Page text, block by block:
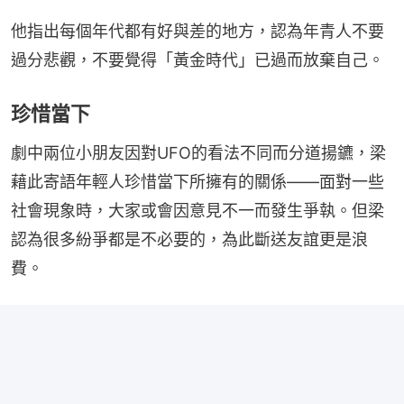
他指出每個年代都有好與差的地方，認為年青人不要
過分悲觀，不要覺得「黃金時代」已過而放棄自己。
珍惜當下
劇中兩位小朋友因對UFO的看法不同而分道揚鑣，梁
藉此寄語年輕人珍惜當下所擁有的關係——面對一些
社會現象時，大家或會因意見不一而發生爭執。但梁
認為很多紛爭都是不必要的，為此斷送友誼更是浪
費。